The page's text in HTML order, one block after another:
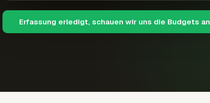
Erfassung erledigt, schauen wir uns die Budgets an